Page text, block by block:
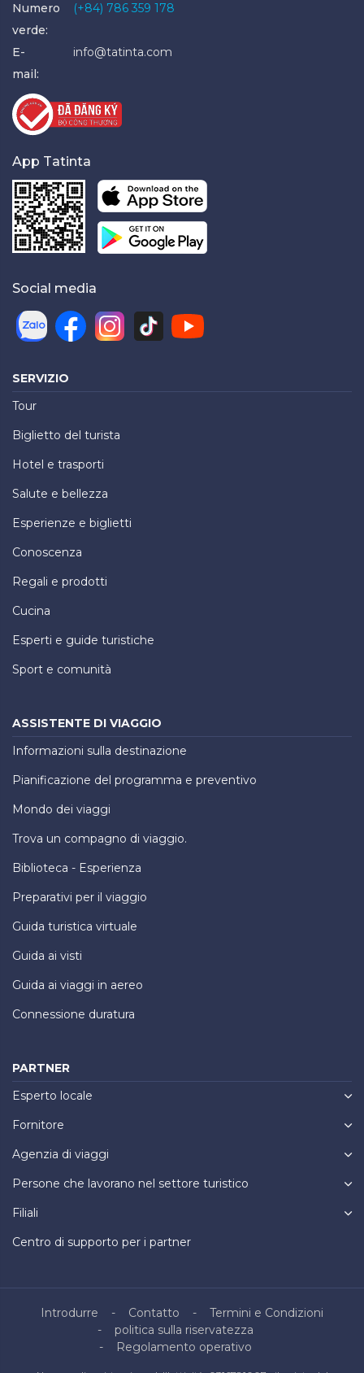
Numero
verde:
(+84) 786 359 178
E-
mail:
info@tatinta.com
App Tatinta
Social media
SERVIZIO
Tour
Biglietto del turista
Hotel e trasporti
Salute e bellezza
Esperienze e biglietti
Conoscenza
Regali e prodotti
Cucina
Esperti e guide turistiche
Sport e comunità
ASSISTENTE DI VIAGGIO
Informazioni sulla destinazione
Pianificazione del programma e preventivo
Mondo dei viaggi
Trova un compagno di viaggio.
Biblioteca - Esperienza
Preparativi per il viaggio
Guida turistica virtuale
Guida ai visti
Guida ai viaggi in aereo
Connessione duratura
PARTNER
Esperto locale
Fornitore
Agenzia di viaggi
Persone che lavorano nel settore turistico
Filiali
Centro di supporto per i partner
Introdurre Contatto
Termini e Condizioni
politica sulla riservatezza
Regolamento operativo